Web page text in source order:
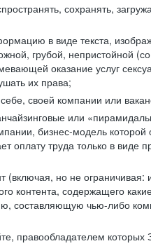
сохранять,
в виде текста,
грубой,
оказание услуг
их права;
своей компании или
или
бизнес-модель
труда только в виде
(включая, но не
контента, содержащего
чью-либо
правообладателем которых